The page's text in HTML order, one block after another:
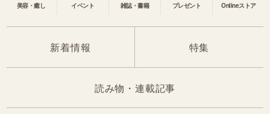
美容・癒し イベント 雑誌・書籍 プレゼント Onlineストア
新着情報 特集
読み物・連載記事